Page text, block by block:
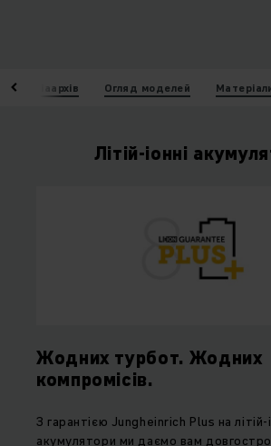
Медіаархів Огляд моделей
Літій-іонні
Жодних турбот. Жодних
компромісів.
З гарантією Jungheinrich Plus на літій-
акумулятори ми даємо вам